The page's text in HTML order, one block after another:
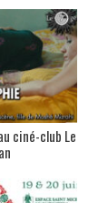
ciné-club Le